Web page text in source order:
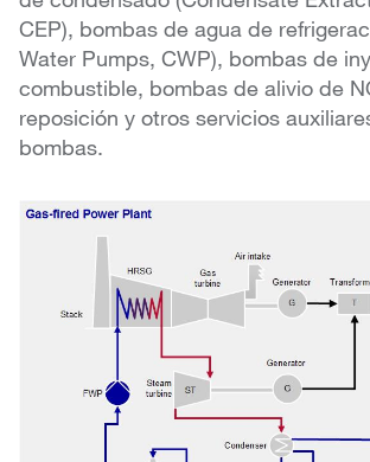
CEP), bombas de agua de
Water Pumps, CWP), bombas de
combustible, bombas de alivio de
reposición y otros servicios
bombas.